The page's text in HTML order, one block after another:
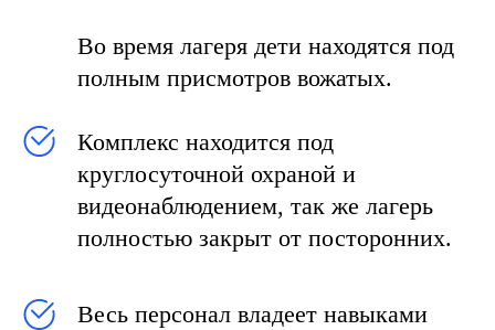
Во время лагеря дети находятся под
полным присмотров вожатых.
Комплекс находится под
круглосуточной охраной и
видеонаблюдением, так же лагерь
полностью закрыт от посторонних.
Весь персонал владеет навыками